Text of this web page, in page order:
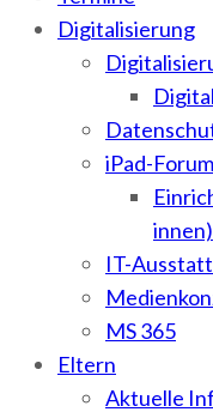
Digitalisierung
iPad-Forum
innen)
IT-
MS 365
Eltern
Aktuelle